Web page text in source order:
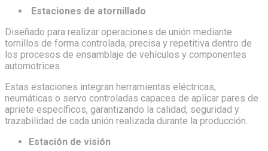
Estaciones de atornillado
Diseñado para realizar operaciones de unión mediante
tornillos de forma controlada, precisa y repetitiva dentro de
los procesos de ensamblaje de vehículos y componentes
automotrices.
Estas estaciones integran herramientas eléctricas,
neumáticas o servo controladas capaces de aplicar pares de
apriete específicos, garantizando la calidad, seguridad y
trazabilidad de cada unión realizada durante la producción.
Estación de visión